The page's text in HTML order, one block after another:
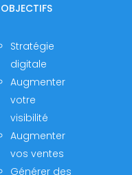
OBJECTIFS
Stratégie
digitale
Augmenter
votre
visibilité
Augmenter
vos ventes
Générer des